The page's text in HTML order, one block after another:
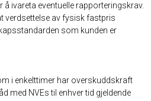
ivareta eventuelle rapporteringskrav.
verdsettelse av fysisk fastpris
som kunden er
i enkelttimer har overskuddskraft
med NVEs til enhver tid gjeldende